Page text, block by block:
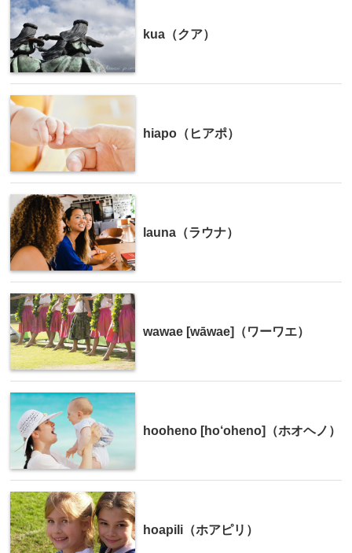
kua（クア）
hiapo（ヒアポ）
launa（ラウナ）
wawae [wāwae]（ワーワエ）
hooheno [ho‘oheno]（ホオヘノ）
hoapili（ホアピリ）